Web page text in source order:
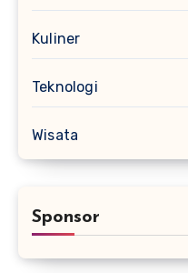
Kuliner
Teknologi
Wisata
Sponsor